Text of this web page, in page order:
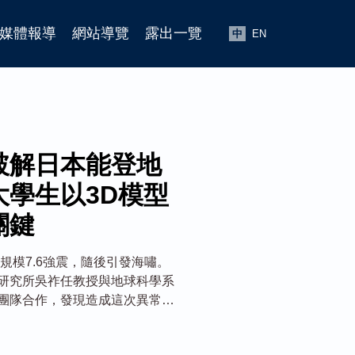
媒體報導 網站導覽 露出一覽 中 EN
解日本能登地
生以3D模型
鍵
模7.6強震，隨後引發海嘯。
究所吳祚任教授與地球科學系
隊合作，發現造成這次異常海